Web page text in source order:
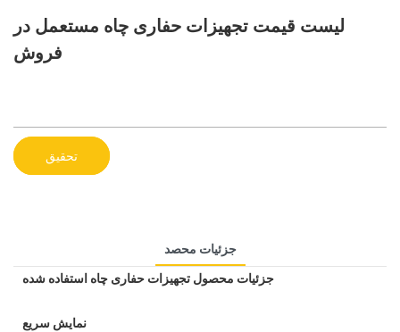
لیست قیمت تجهیزات حفاری چاه مستعمل در
فروش
تحقیق
جزئیات محصد
جزئیات محصول تجهیزات حفاری چاه استفاده شده
نمایش سریع